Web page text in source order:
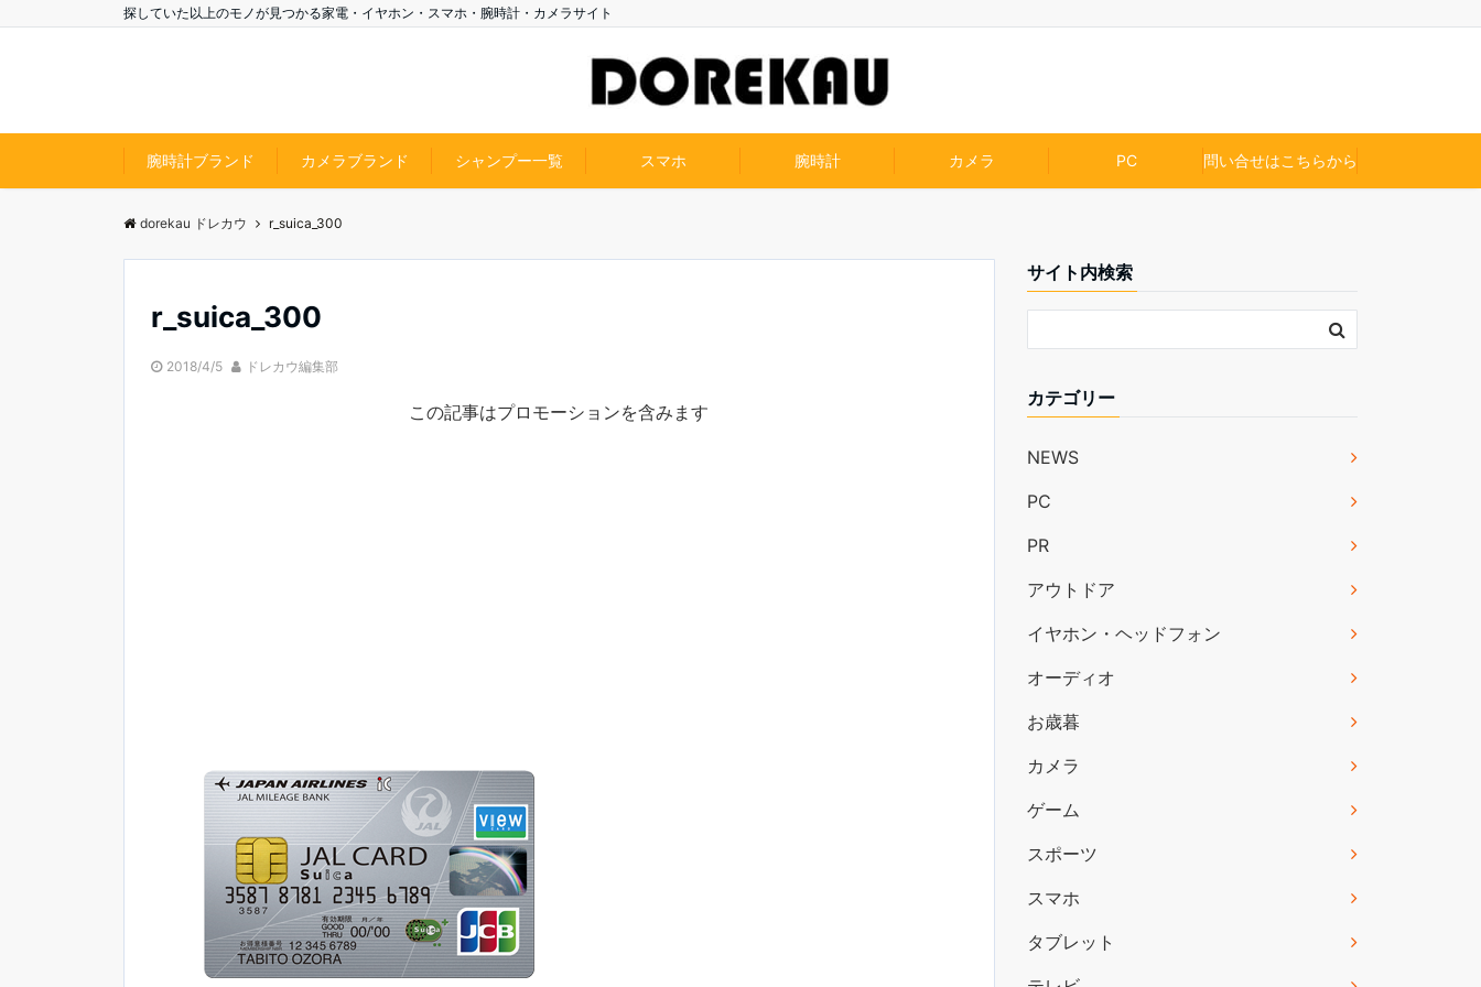
探していた以上のモノが見つかる家電・イヤホン・スマホ・腕時計・カメラサイト
腕時計ブランド カメラブランド シャンプー一覧 スマホ 腕時計 カメラ PC 問い合せはこちらから
dorekau ドレカウ r_suica_300
r_suica_300
2018/4/5 ドレカウ編集部
この記事はプロモーションを含みます
サイト内検索
カテゴリー
NEWS
PC
PR
アウトドア
イヤホン・ヘッドフォン
オーディオ
お歳暮
カメラ
ゲーム
スポーツ
スマホ
タブレット